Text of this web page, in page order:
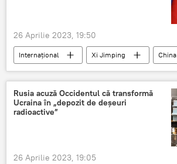
26 Aprilie 2023, 19:50
Internațional Xi Jimping
China
Volodimir Zelenski
Ucraina
Rusia acuză Occidentul că transformă
Ucraina în „depozit de deșeuri
radioactive”
26 Aprilie 2023, 19:05